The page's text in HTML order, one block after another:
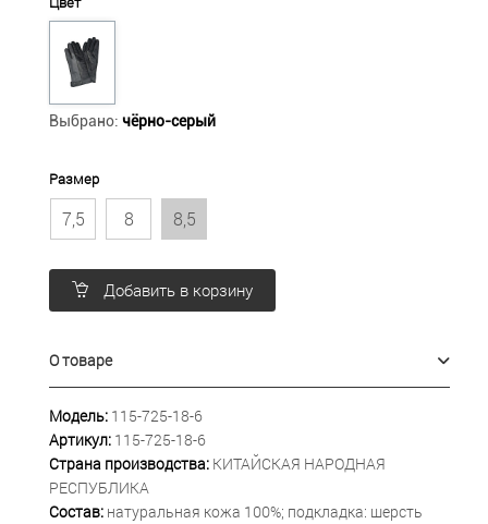
Выбрано: чёрно-серый
Размер
7,5 8 8,5
Добавить в корзину
О товаре
Модель: 115-725-18-6
Артикул: 115-725-18-6
Страна производства: КИТАЙСКАЯ НАРОДНАЯ
РЕСПУБЛИКА
Состав: натуральная кожа 100%; подкладка: шерсть